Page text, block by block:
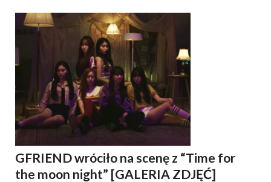
GFRIEND wróciło na scenę z “Time for
the moon night” [GALERIA ZDJĘĆ]